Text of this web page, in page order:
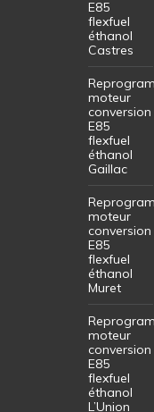
E85
flexfuel
éthanol
Castres
moteur
conversion
E85
flexfuel
éthanol
Gaillac
moteur
conversion
E85
flexfuel
éthanol
Muret
moteur
conversion
E85
flexfuel
éthanol
L’Union